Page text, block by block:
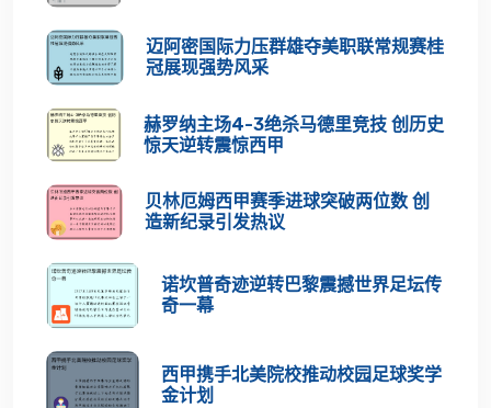
迈阿密国际力压群雄夺美职联常规赛桂
冠展现强势风采
赫罗纳主场4-3绝杀马德里竞技 创历史
惊天逆转震惊西甲
贝林厄姆西甲赛季进球突破两位数 创
造新纪录引发热议
诺坎普奇迹逆转巴黎震撼世界足坛传
奇一幕
西甲携手北美院校推动校园足球奖学
金计划